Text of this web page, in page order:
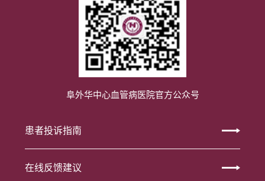
阜外华中心血管病医院官方公众号
患者投诉指南
在线反馈建议